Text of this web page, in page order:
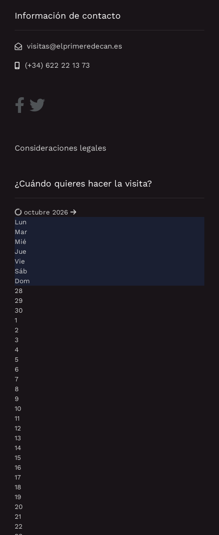
Información de contacto
visitas@elprimeredecan.es
(+34) 622 22 13 73
Consideraciones legales
¿Cuándo quieres hacer la visita?
octubre 2026
Lun
Mar
Mié
Jue
Vie
Sáb
Dom
28
29
30
1
2
3
4
5
6
7
8
9
10
11
12
13
14
15
16
17
18
19
20
21
22